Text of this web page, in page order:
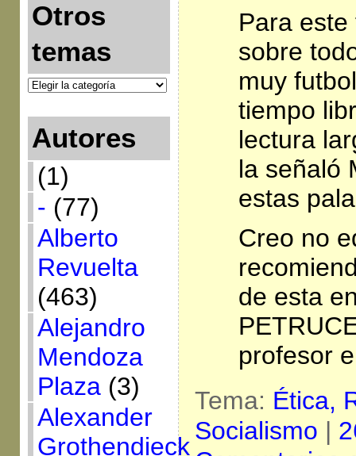
Otros
temas
Autores
(1)
- (77)
Alberto
Revuelta
(463)
Alejandro
Mendoza
Plaza(3)
Alexander
Grothendieck
Para
sobre
muy
tiempo
lectura
la señaló
estas
Creo no
de esta
profesor
Tema: Ética,
Socialismo |